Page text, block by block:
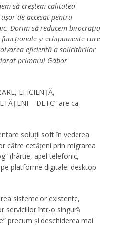
să creștem calitatea
de accesat pentru
Dorim să reducem birocrația
și echipamente care
eficientă a solicitărilor
primarul Gábor
EFICIENȚĂ,
– DETC” are ca
soluții soft în vederea
către cetățeni prin migrarea
(hârtie, apel telefonic,
platforme digitale: desktop
sistemelor existente,
serviciilor într-o singură
precum și deschiderea mai